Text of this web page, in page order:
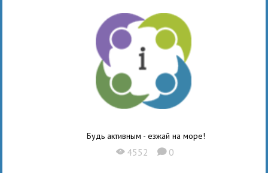
Будь активным - езжай на море!
X 4552 K 0